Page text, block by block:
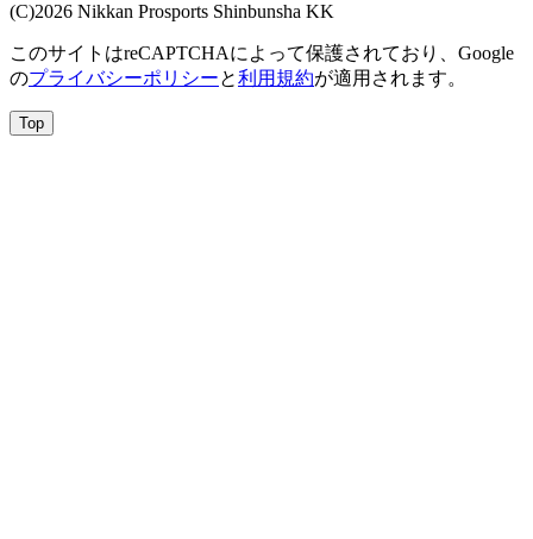
(C)2026 Nikkan Prosports Shinbunsha KK
このサイトはreCAPTCHAによって保護されており、Google
のプライバシーポリシーと利用規約が適用されます。
Top